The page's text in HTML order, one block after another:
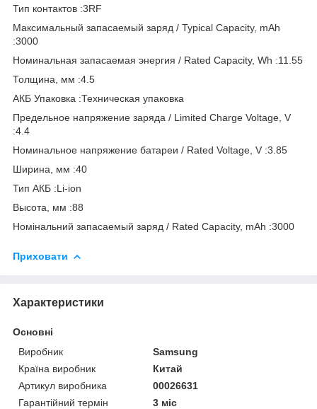
Тип контактов :3RF
Максимальный запасаемый заряд / Typical Capacity, mAh
:3000
Номинальная запасаемая энергия / Rated Capacity, Wh :11.55
Толщина, мм :4.5
АКБ Упаковка :Техническая упаковка
Предельное напряжение заряда / Limited Charge Voltage, V
:4.4
Номинальное напряжение батареи / Rated Voltage, V :3.85
Ширина, мм :40
Тип АКБ :Li-ion
Высота, мм :88
Номінальний запасаемый заряд / Rated Capacity, mAh :3000
Приховати
Характеристики
Основні
Виробник
Samsung
Країна виробник
Китай
Артикул виробника
00026631
Гарантійний термін
3 міс